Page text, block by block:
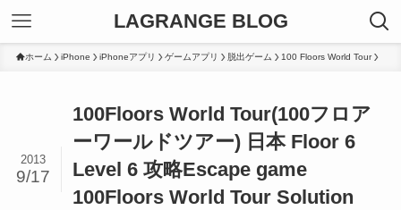
LAGRANGE BLOG
ホーム iPhone iPhoneアプリ ゲームアプリ 脱出ゲーム 100 Floors World Tour
100Floors World Tour(100フロア
ーワールドツアー) 日本 Floor 6
Level 6 攻略Escape game
100Floors World Tour Solution
2013
9/17